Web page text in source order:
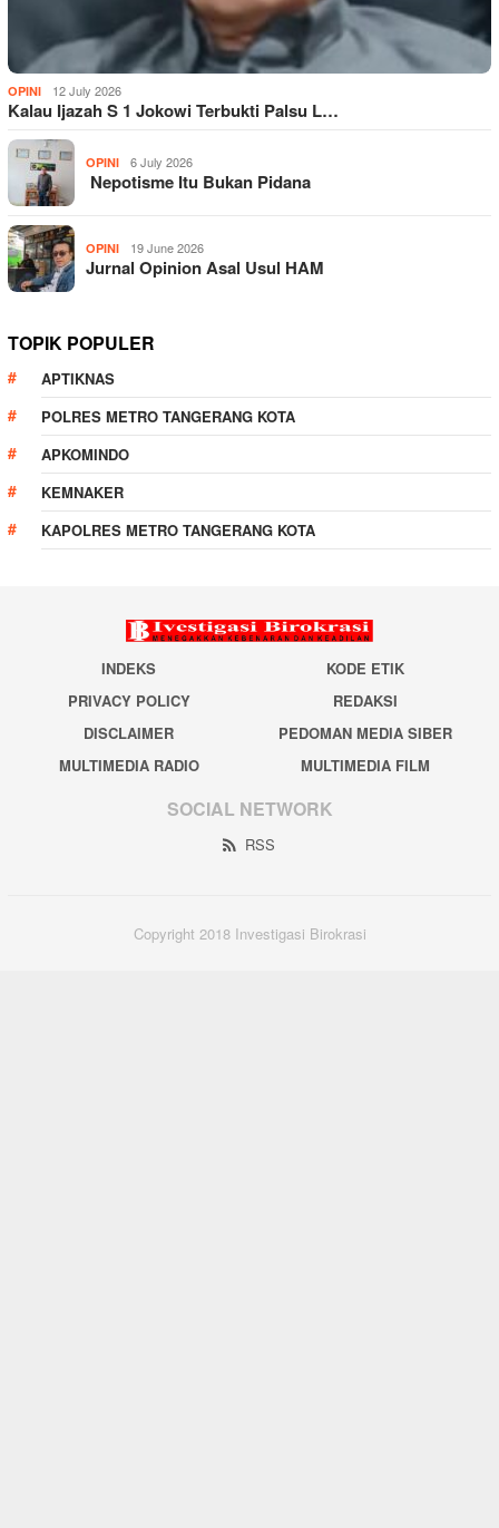
OPINI 12 July 2026
Kalau Ijazah S 1 Jokowi Terbukti Palsu L…
OPINI 6 July 2026
Nepotisme Itu Bukan Pidana
OPINI 19 June 2026
Jurnal Opinion Asal Usul HAM
TOPIK POPULER
APTIKNAS
POLRES METRO TANGERANG KOTA
APKOMINDO
KEMNAKER
KAPOLRES METRO TANGERANG KOTA
INDEKS
KODE ETIK
PRIVACY POLICY
REDAKSI
DISCLAIMER
PEDOMAN MEDIA SIBER
MULTIMEDIA RADIO
MULTIMEDIA FILM
SOCIAL NETWORK
RSS
Copyright 2018 Investigasi Birokrasi